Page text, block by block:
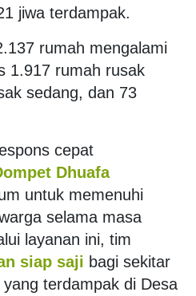
jiwa terdampak.
rumah mengalami
1.917 rumah rusak
sedang, dan 73
cepat
Dhuafa
untuk memenuhi
selama masa
layanan ini, tim
siap saji bagi sekitar
terdampak di Desa